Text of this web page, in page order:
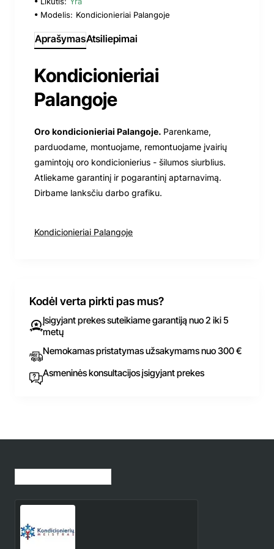
Modelis: Kondicionieriai Palangoje
AprašymasAtsiliepimai
Kondicionieriai
Palangoje
Oro kondicionieriai Palangoje. Parenkame,
parduodame, montuojame, remontuojame įvairių
gamintojų oro kondicionierius - šilumos siurblius.
Atliekame garantinį ir pogarantinį aptarnavimą.
Dirbame lanksčiu darbo grafiku.
Kondicionieriai Palangoje
Kodėl verta pirkti pas mus?
Įsigyjant prekes suteikiame garantiją nuo 2 iki 5
metų
Nemokamas pristatymas užsakymams nuo 300 €
Asmeninės konsultacijos įsigyjant prekes